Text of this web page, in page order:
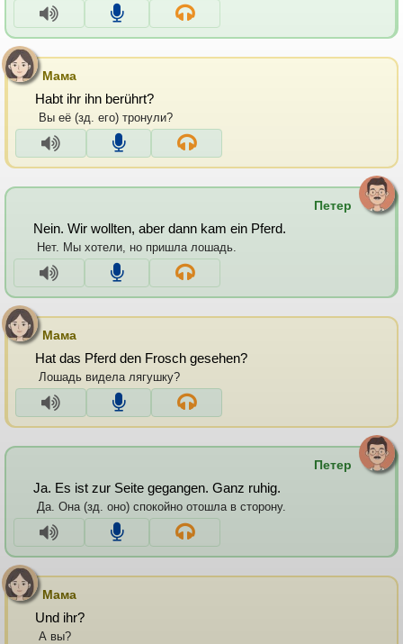
Мама
Habt ihr ihn berührt?
Вы её (зд. его) тронули?
Петер
Nein. Wir wollten, aber dann kam ein Pferd.
Нет. Мы хотели, но пришла лошадь.
Мама
Hat das Pferd den Frosch gesehen?
Лошадь видела лягушку?
Петер
Ja. Es ist zur Seite gegangen. Ganz ruhig.
Да. Она (зд. оно) спокойно отошла в сторону.
Мама
Und ihr?
А вы?